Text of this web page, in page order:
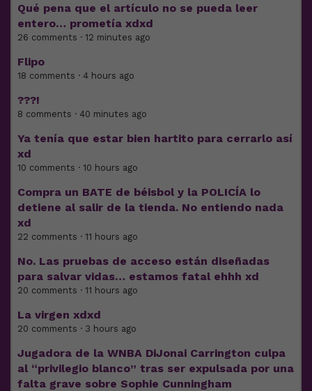
Qué pena que el artículo no se pueda leer
entero… prometía xdxd
26 comments · 12 minutes ago
Flipo
18 comments · 4 hours ago
???!
8 comments · 40 minutes ago
Ya tenía que estar bien hartito para cerrarlo así
xd
10 comments · 10 hours ago
Compra un BATE de béisbol y la POLICÍA lo
detiene al salir de la tienda. No entiendo nada
xd
22 comments · 11 hours ago
No. Las pruebas de acceso están diseñadas
para salvar vidas… estamos fatal ehhh xd
20 comments · 11 hours ago
La virgen xdxd
20 comments · 3 hours ago
Jugadora de la WNBA DiJonai Carrington culpa
al “privilegio blanco” tras ser expulsada por una
falta grave sobre Sophie Cunningham